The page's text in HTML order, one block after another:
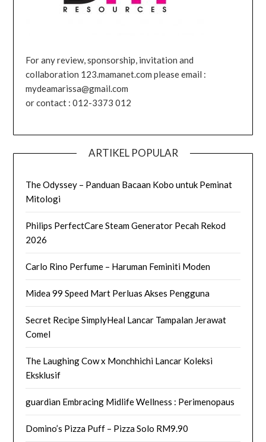
For any review, sponsorship, invitation and
collaboration 123.mamanet.com please email :
mydeamarissa@gmail.com
or contact : 012-3373 012
ARTIKEL POPULAR
The Odyssey – Panduan Bacaan Kobo untuk Peminat
Mitologi
Philips PerfectCare Steam Generator Pecah Rekod
2026
Carlo Rino Perfume – Haruman Feminiti Moden
Midea 99 Speed Mart Perluas Akses Pengguna
Secret Recipe SimplyHeal Lancar Tampalan Jerawat
Comel
The Laughing Cow x Monchhichi Lancar Koleksi
Eksklusif
guardian Embracing Midlife Wellness : Perimenopaus
Domino’s Pizza Puff – Pizza Solo RM9.90